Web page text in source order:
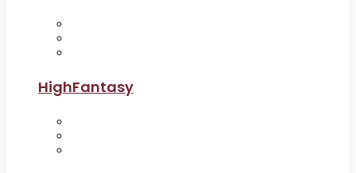
HighFantasy